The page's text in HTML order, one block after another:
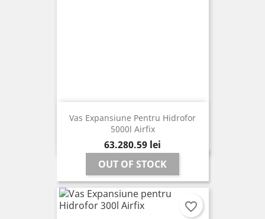
Vas Expansiune Pentru Hidrofor
5000l Airfix
Pret
63.280,59 lei
OUT OF STOCK
favorite_border